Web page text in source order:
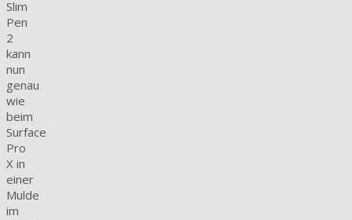
Slim
Pen
2
kann
nun
genau
wie
beim
Surface
Pro
X in
einer
Mulde
im